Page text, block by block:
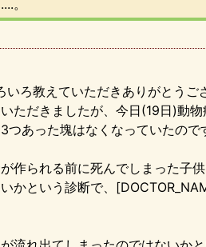
。
ろ教えていただきありがとうご
ただきましたが、今日(19日)動物
あった塊はなくなっていたので
作られる前に死んでしまった子
かという診断で、